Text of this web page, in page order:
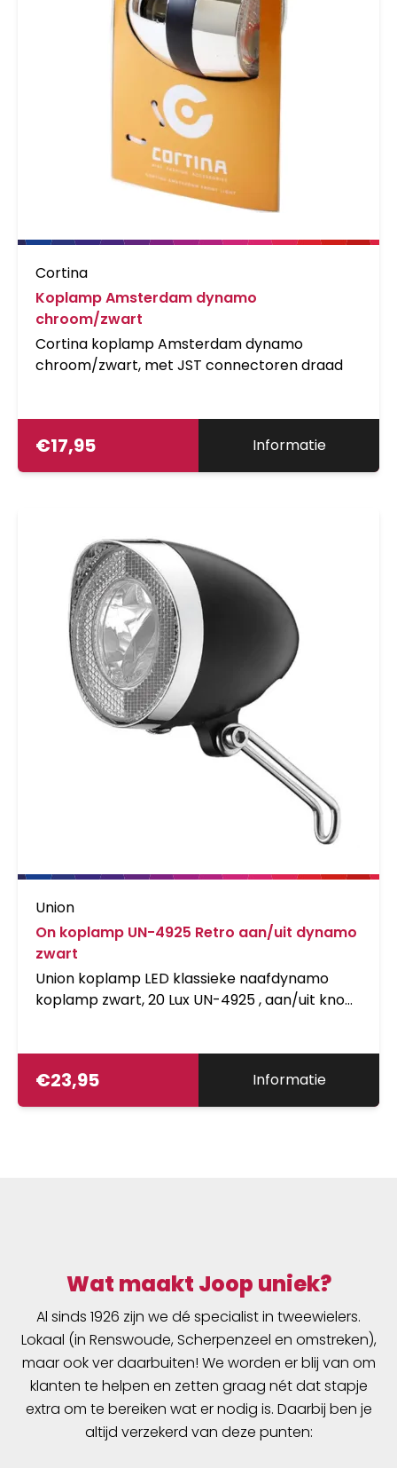
Cortina
Koplamp Amsterdam dynamo
chroom/zwart
Cortina koplamp Amsterdam dynamo
chroom/zwart, met JST connectoren draad
€17,95 Informatie
Union
On koplamp UN-4925 Retro aan/uit dynamo
zwart
Union koplamp LED klassieke naafdynamo
koplamp zwart, 20 Lux UN-4925 , aan/uit knop,
€23,95 Informatie
Wat maakt Joop uniek?
Al sinds 1926 zijn we dé specialist in tweewielers.
Lokaal (in Renswoude, Scherpenzeel en omstreken),
maar ook ver daarbuiten! We worden er blij van om
klanten te helpen en zetten graag nét dat stapje
extra om te bereiken wat er nodig is. Daarbij ben je
altijd verzekerd van deze punten: